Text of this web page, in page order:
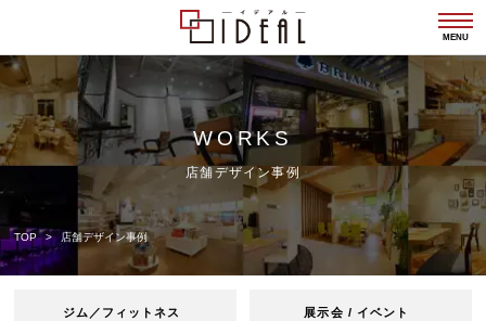
MENU
WORKS
店舗デザイン事例
TOP 店舗デザイン事例
ジム／フィットネス 展示会 / イベント